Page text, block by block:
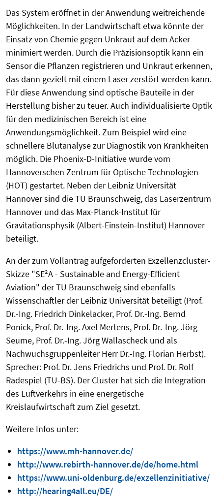
Das System eröffnet in der Anwendung weitreichende
Möglichkeiten. In der Landwirtschaft etwa könnte der
Einsatz von Chemie gegen Unkraut auf dem Acker
minimiert werden. Durch die Präzisionsoptik kann ein
Sensor die Pflanzen registrieren und Unkraut erkennen,
das dann gezielt mit einem Laser zerstört werden kann.
Für diese Anwendung sind optische Bauteile in der
Herstellung bisher zu teuer. Auch individualisierte Optik
für den medizinischen Bereich ist eine
Anwendungsmöglichkeit. Zum Beispiel wird eine
schnellere Blutanalyse zur Diagnostik von Krankheiten
möglich. Die Phoenix-D-Initiative wurde vom
Hannoverschen Zentrum für Optische Technologien
(HOT) gestartet. Neben der Leibniz Universität
Hannover sind die TU Braunschweig, das Laserzentrum
Hannover und das Max-Planck-Institut für
Gravitationsphysik (Albert-Einstein-Institut) Hannover
beteiligt.
An der zum Vollantrag aufgeforderten Exzellenzcluster-
Skizze "SE²A - Sustainable and Energy-Efficient
Aviation" der TU Braunschweig sind ebenfalls
Wissenschaftler der Leibniz Universität beteiligt (Prof.
Dr.-Ing. Friedrich Dinkelacker, Prof. Dr.-Ing. Bernd
Ponick, Prof. Dr.-Ing. Axel Mertens, Prof. Dr.-Ing. Jörg
Seume, Prof. Dr.-Ing. Jörg Wallascheck und als
Nachwuchsgruppenleiter Herr Dr.-Ing. Florian Herbst).
Sprecher: Prof. Dr. Jens Friedrichs und Prof. Dr. Rolf
Radespiel (TU-BS). Der Cluster hat sich die Integration
des Luftverkehrs in eine energetische
Kreislaufwirtschaft zum Ziel gesetzt.
Weitere Infos unter:
https://www.mh-hannover.de/
http://www.rebirth-hannover.de/de/home.html
https://www.uni-oldenburg.de/exzellenzinitiative/
http://hearing4all.eu/DE/